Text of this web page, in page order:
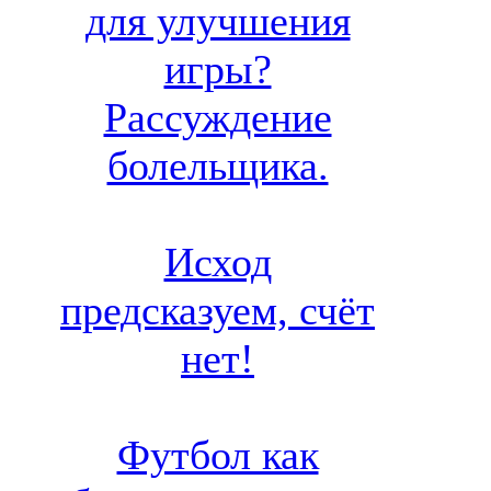
для улучшения
игры?
Рассуждение
болельщика.
Исход
предсказуем, счёт
нет!
Футбол как